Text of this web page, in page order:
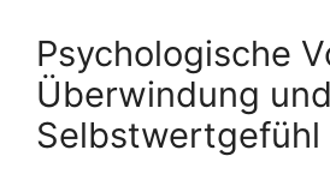
Psychologische
Überwindung und
Selbstwertgefühl